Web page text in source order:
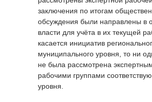
заключения по итогам
обсуждения были направлены в
власти для учёта в их текущей
касается инициатив
муниципального уровня, то ни
не была рассмотрена
рабочими группами
уровня.